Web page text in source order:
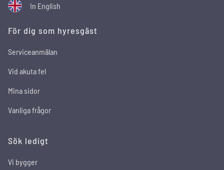
In English
För dig som hyresgäst
Serviceanmälan
Vid akuta fel
Mina sidor
Vanliga frågor
Sök ledigt
Vi bygger